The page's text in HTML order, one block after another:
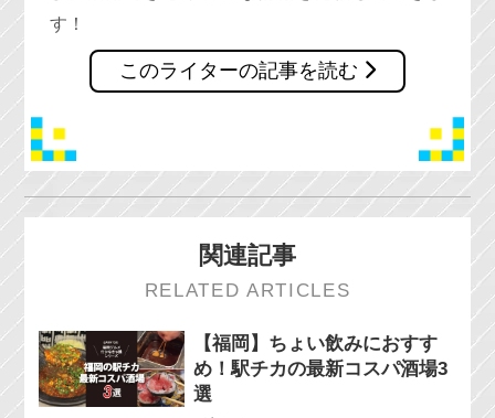
す！
このライターの記事を読む
関連記事
RELATED ARTICLES
【福岡】ちょい飲みにおすす
め！駅チカの最新コスパ酒場3
選